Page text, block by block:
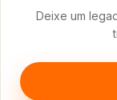
Deixe um